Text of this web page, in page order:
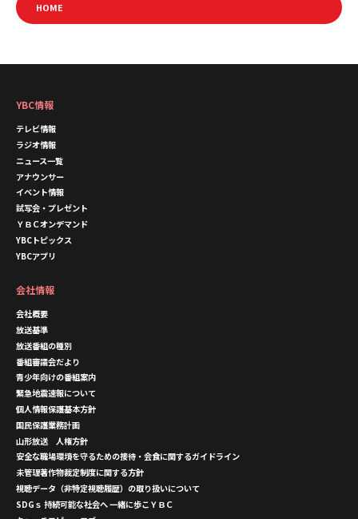
HOME
YBC情報
テレビ情報
ラジオ情報
ニュース一覧
アナウンサー
イベント情報
試写会・プレゼント
ＹＢＣオンデマンド
YBCトピックス
YBCアプリ
会社情報
会社概要
放送基準
放送番組の種別
番組審議会だより
青少年向けの番組案内
緊急地震速報について
個人情報保護基本方針
国民保護業務計画
山形放送 人権方針
安全な職場環境を守るための接待・会食に関するガイドライン
未管理著作物裁定制度に関する方針
視聴データ（非特定視聴履歴）の取り扱いについて
SDGｓ 持続可能な社会へ 一緒に歩こＹＢＣ